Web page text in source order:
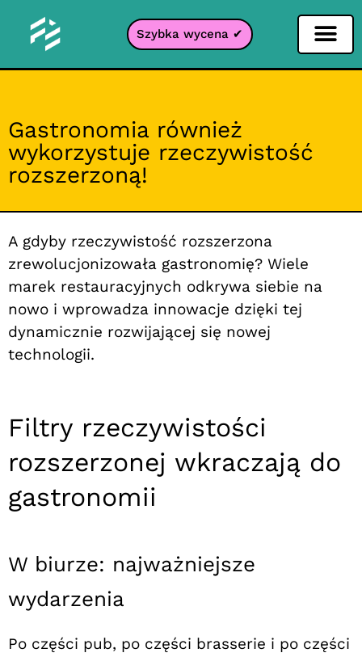
Szybka wycena ✔
Gastronomia również
wykorzystuje rzeczywistość
rozszerzoną!
A gdyby rzeczywistość rozszerzona
zrewolucjonizowała gastronomię? Wiele
marek restauracyjnych odkrywa siebie na
nowo i wprowadza innowacje dzięki tej
dynamicznie rozwijającej się nowej
technologii.
Filtry rzeczywistości
rozszerzonej wkraczają do
gastronomii
W biurze: najważniejsze
wydarzenia
Po części pub, po części brasserie i po części